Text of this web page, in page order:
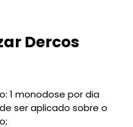
Dercos
1 monodose por dia
ser aplicado sobre o